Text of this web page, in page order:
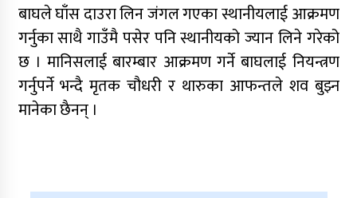
नेपाली कांग्रेस जुम्लाका कोषाध्यक्ष पाण्डेको निधन
डाेल्पाकाे जगदुल्लाबाट जुम्ला आउँदै गरेकाे जिप
दुर्घटना, एकको मृत्यु
बाघले घाँस दाउरा लिन जंगल गएका स्थानीयलाई आक्रमण
गर्नुका साथै गाउँमै पसेर पनि स्थानीयको ज्यान लिने गरेको
छ । मानिसलाई बारम्बार आक्रमण गर्ने बाघलाई नियन्त्रण
गर्नुपर्ने भन्दै मृतक चौधरी र थारुका आफन्तले शव बुझ्न
मानेका छैनन् ।